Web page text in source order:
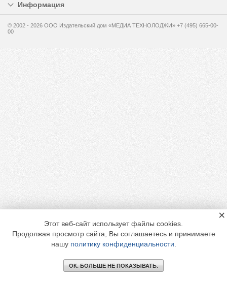
Информация
© 2002 - 2026 OOO Издательский дом «МЕДИА ТЕХНОЛОДЖИ» +7 (495) 665-00-
00
Этот веб-сайт использует файлы cookies.
Продолжая просмотр сайта, Вы соглашаетесь и принимаете
нашу политику конфиденциальности
ОК. БОЛЬШЕ НЕ ПОКАЗЫВАТЬ.
×